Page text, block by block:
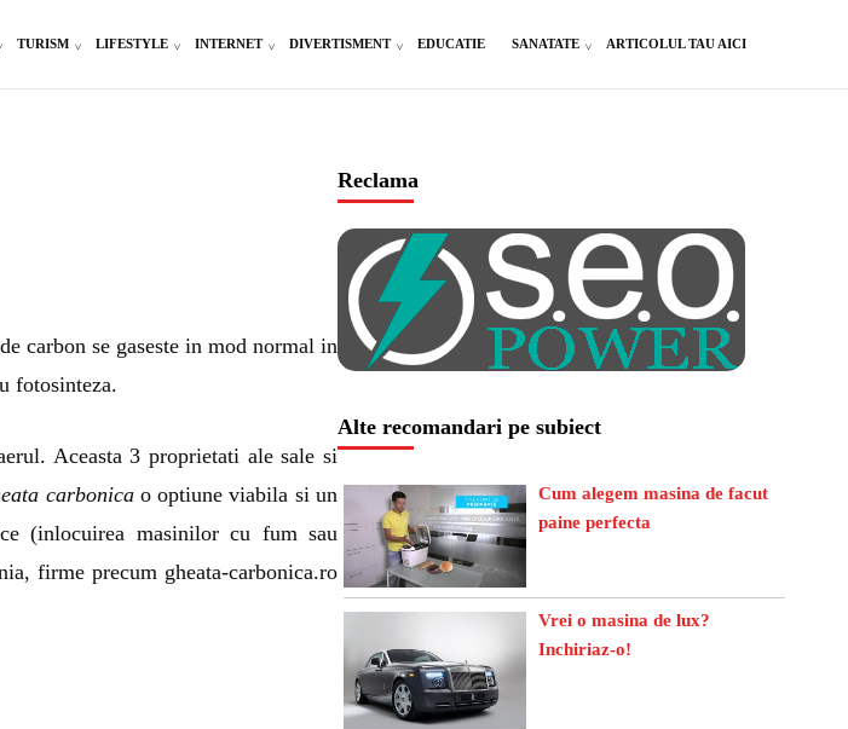
TURISM LIFESTYLE INTERNET DIVERTISMENT EDUCATIE SANATATE ARTICOLUL TAU AICI
carbon se gaseste in mod normal in
fotosinteza.
Aceasta 3 proprietati ale sale si
carbonicao optiune viabila si un
(inlocuirea masinilor cu fum sau
firme precum gheata-carbonica.ro
Reclama
Alte recomandari pe subiect
Cum alegem masina de facut
paine perfecta
Vrei o masina de lux?
Inchiriaz-o!